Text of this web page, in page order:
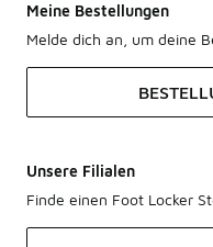
Meine Bestellungen
Melde dich an, um deine
Unsere Filialen
Finde einen Foot Locker